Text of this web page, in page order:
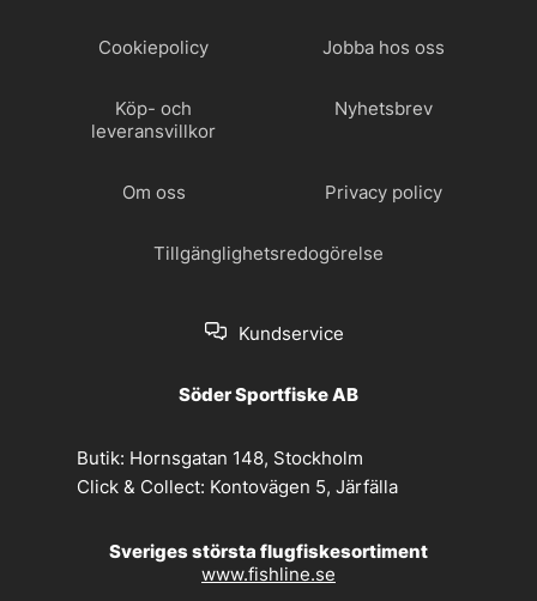
Cookiepolicy Jobba hos oss
Köp- och
leveransvillkor
Nyhetsbrev
Om oss Privacy policy
Tillgänglighetsredogörelse
Kundservice
Söder Sportfiske AB
Butik: Hornsgatan 148, Stockholm
Click & Collect: Kontovägen 5, Järfälla
Sveriges största flugfiskesortiment
www.fishline.se